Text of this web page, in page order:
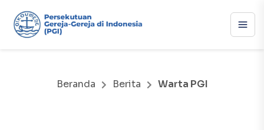
Beranda Berita Warta PGI